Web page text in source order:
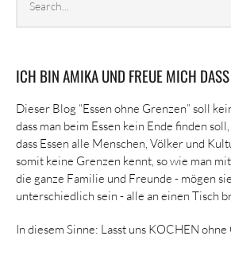
archives
ICH BIN AMIKA UND FREUE MICH
Dieser Blog “Essen ohne Grenzen” soll
dass man beim Essen kein Ende finden
dass Essen alle Menschen, Völker und
somit keine Grenzen kennt, so wie man
die ganze Familie und Freunde - mögen
unterschiedlich sein - alle an einen Tisch
In diesem Sinne: Lasst uns KOCHEN ohne